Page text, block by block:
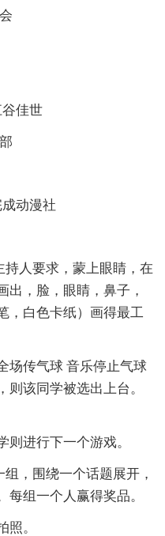
佳世
动漫社
持人要求，蒙上眼睛，在
出，脸，眼睛，鼻子，
，白色卡纸）画得最工
场传气球 音乐停止气球
该同学被选出上台。
则进行下一个游戏。
，围绕一个话题展开，
组一个人赢得奖品。
照。